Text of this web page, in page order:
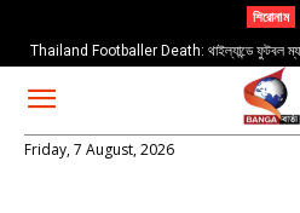
শিরোনাম
Thailand Footballer Death: থাইল্যান্ডে ফুটবল ম্যাচ
তরুণ ফুটবলার
Friday, 7 August, 2026